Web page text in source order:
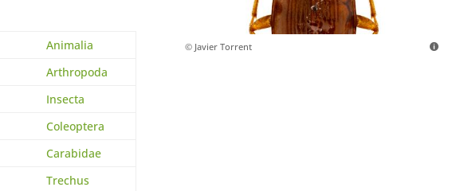
Animalia
Arthropoda
Insecta
Coleoptera
Carabidae
Trechus
© Javier Torrent